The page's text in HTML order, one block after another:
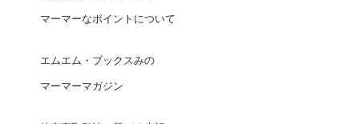
マーマーなポイントについて
エムエム・ブックスみの
マーマーマガジン